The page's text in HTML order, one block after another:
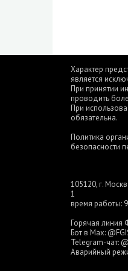
Характер
является
При принятии
проводить
При
обязательна.
Политика
безопасности
105120, г.
1
время работы:
Горячая линия
Бот в Max:
Telegram-чат:
Аварийный